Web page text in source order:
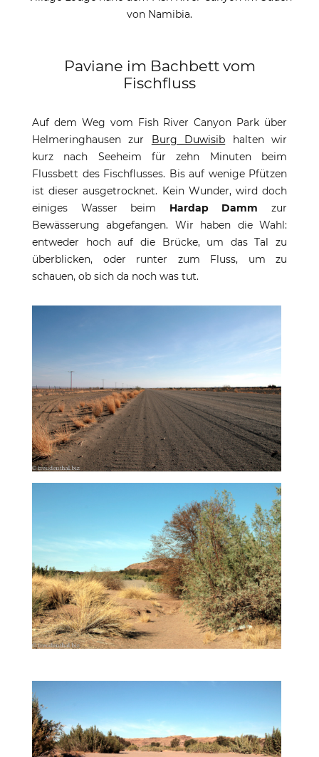
von Namibia.
Paviane im Bachbett vom
Fischfluss
Auf dem Weg vom Fish River Canyon Park über
Helmeringhausen zur Burg Duwisib halten wir
kurz nach Seeheim für zehn Minuten beim
Flussbett des Fischflusses. Bis auf wenige Pfützen
ist dieser ausgetrocknet. Kein Wunder, wird doch
einiges Wasser beim Hardap Damm zur
Bewässerung abgefangen. Wir haben die Wahl:
entweder hoch auf die Brücke, um das Tal zu
überblicken, oder runter zum Fluss, um zu
schauen, ob sich da noch was tut.